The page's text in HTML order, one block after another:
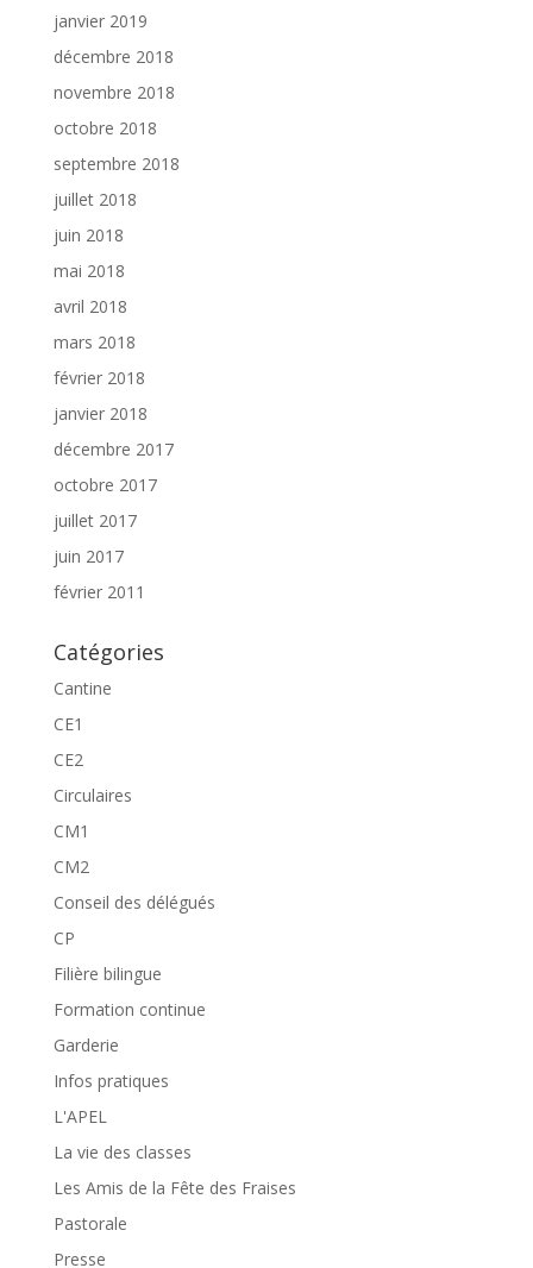
janvier 2019
décembre 2018
novembre 2018
octobre 2018
septembre 2018
juillet 2018
juin 2018
mai 2018
avril 2018
mars 2018
février 2018
janvier 2018
décembre 2017
octobre 2017
juillet 2017
juin 2017
février 2011
Catégories
Cantine
CE1
CE2
Circulaires
CM1
CM2
Conseil des délégués
CP
Filière bilingue
Formation continue
Garderie
Infos pratiques
L'APEL
La vie des classes
Les Amis de la Fête des Fraises
Pastorale
Presse